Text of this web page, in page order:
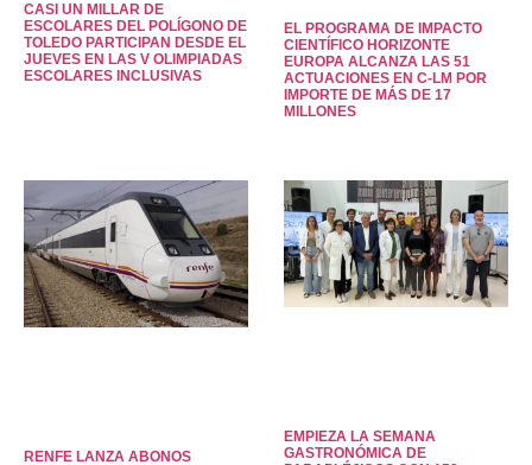
CASI UN MILLAR DE
ESCOLARES DEL POLÍGONO DE
TOLEDO PARTICIPAN DESDE EL
JUEVES EN LAS V OLIMPIADAS
ESCOLARES INCLUSIVAS
EL PROGRAMA DE IMPACTO
CIENTÍFICO HORIZONTE
EUROPA ALCANZA LAS 51
ACTUACIONES EN C-LM POR
IMPORTE DE MÁS DE 17
MILLONES
RENFE LANZA ABONOS
EMPIEZA LA SEMANA
GASTRONÓMICA DE